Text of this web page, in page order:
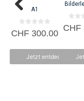
A1
0
v
n
CHF300.00
Jetzt entdecken
0
v
5
CHF